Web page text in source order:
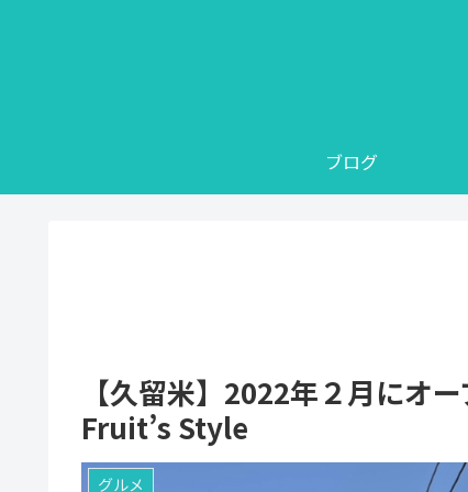
ブログ
【久留米】2022年２月にオ
Fruit’s Style
グルメ